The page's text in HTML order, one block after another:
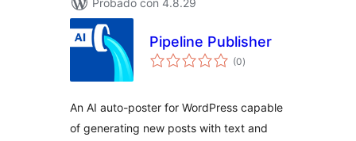
Probado con 4.8.29
Pipeline Publisher
(0total
de
)
An AI auto-poster for WordPress capable
of generating new posts with text and